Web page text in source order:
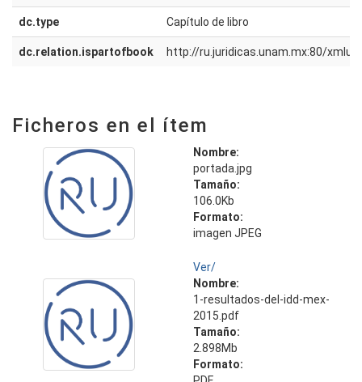
dc.type Capítulo de libro
dc.relation.ispartofbook http://ru.juridicas.unam.mx:80/
Ficheros en el ítem
Nombre:
portada.jpg
Tamaño:
106.0Kb
Formato:
imagen JPEG
Ver/
Nombre:
1-resultados-del-idd-mex-
2015.pdf
Tamaño:
2.898Mb
Formato: